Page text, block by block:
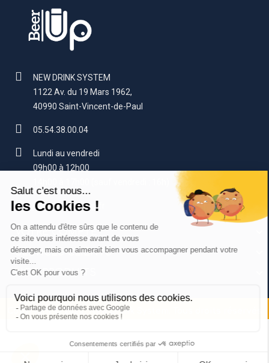
NEW DRINK SYSTEM
1122 Av. du 19 Mars 1962,
40990 Saint-Vincent-de-Paul
05.54.38.00.04
Lundi au vendredi
09h00 à 12h00
contact@beerup.fr
VOTRE COMPTE
SERVICES CLIENTS
NOS PRODUITS
Copyright © 2025, New Drink System. Tous droits réservés